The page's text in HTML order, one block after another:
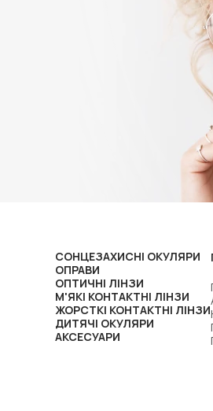
СОНЦЕЗАХИСНІ ОКУЛЯРИ
ОПРАВИ
ОПТИЧНІ ЛІНЗИ
М'ЯКІ КОНТАКТНІ ЛІНЗИ
ЖОРСТКІ КОНТАКТНІ ЛІНЗИ
ДИТЯЧІ ОКУЛЯРИ
АКСЕСУАРИ